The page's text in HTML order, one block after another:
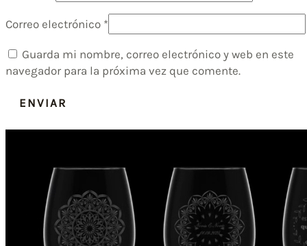
Correo electrónico *
Guarda mi nombre, correo electrónico y web en este
navegador para la próxima vez que comente.